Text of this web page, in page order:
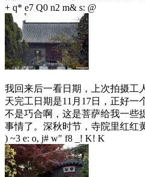
+ q* e7 Q0 n2 m& s: @
我回来后一看日期，上次拍摄工
天完工日期是11月17日，正好一
不是巧合啊，这是菩萨给我一些
事情了。深秋时节，寺院里红红
) ~3 e: o, j# w" f8 _! K! K